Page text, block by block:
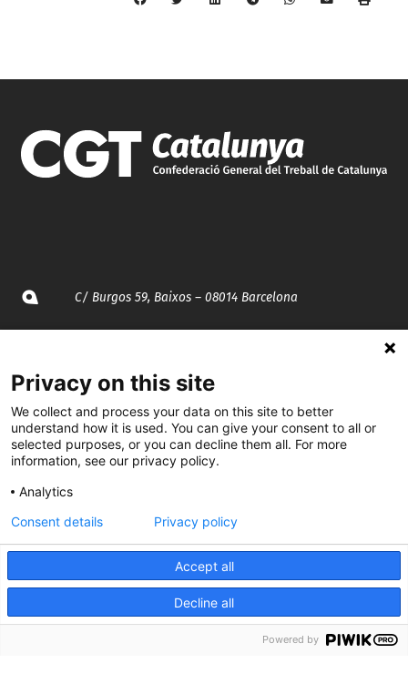
C/ Burgos 59, Baixos – 08014 Barcelona
935 120 481
@CGTCatalunya
CGTCatalunya
cgtcatalunya
Desenvolupat per
Privacy on this site
We collect and process your data on this site to better
understand how it is used. You can give your consent to all or
selected purposes, or you can decline them all. For more
information, see our privacy policy.
Analytics
Accept all
Decline all
Consent details Privacy policy
Powered by